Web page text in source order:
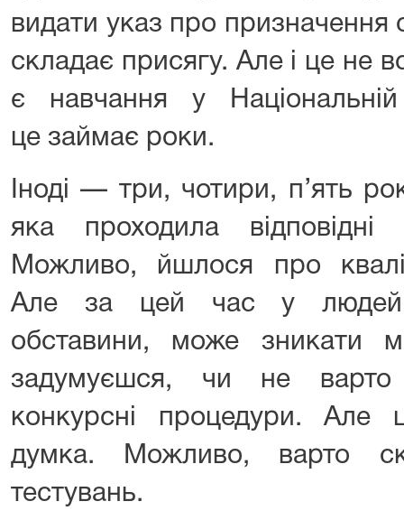
видати указ про призначення
складає присягу. Але і це не
є навчання у
це займає роки.
Іноді — три, чотири, п’ять
яка проходила відповідні
Можливо, йшлося про
Але за цей час у людей
обставини, може зникати
задумуєшся, чи не варто
конкурсні процедури.
думка. Можливо, варто
тестувань.